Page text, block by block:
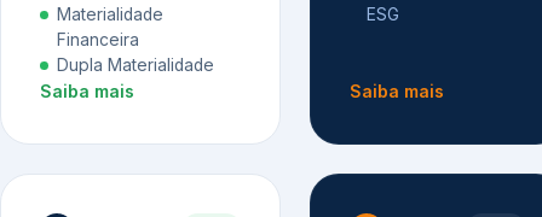
Materialidade
Financeira
Dupla Materialidade
Saiba mais
ESG
Saiba mais